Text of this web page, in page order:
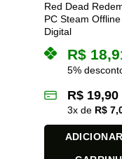
Red Dead
PC Steam
Digital
R$
5%
R$19,90
3x de R$